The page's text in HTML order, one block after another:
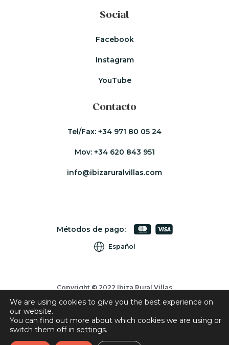
Social
Facebook
Instagram
YouTube
Contacto
Tel/Fax: +34 971 80 05 24
Mov: +34 620 843 951
info@ibizaruralvillas.com
Métodos de pago:
Español
Copyright © 2022 Ibiza Rural Villas
Cookies
Privacidad
Condiciones de reserva
We are using cookies to give you the best experience on
our website.
You can find out more about which cookies we are using or
switch them off in settings.